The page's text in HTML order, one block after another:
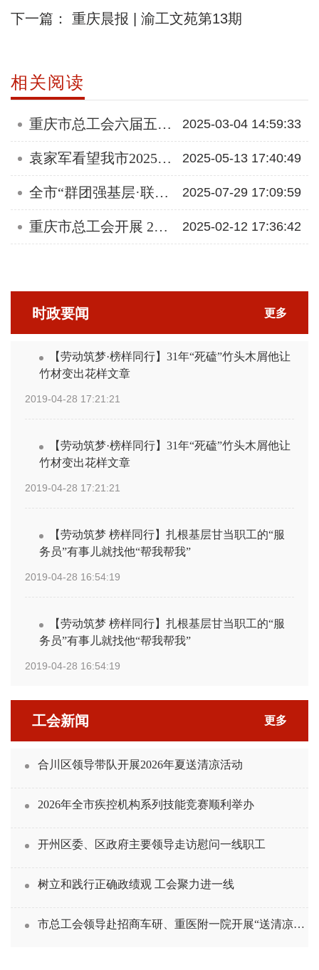
下一篇： 重庆晨报 | 渝工文苑第13期
相关阅读
重庆市总工会六届五次全委会召开 2025-03-04 14:59:33
袁家军看望我市2025年全国劳动模范和先进工作者 2025-05-13 17:40:49
全市“群团强基层·联动促治理”改革阶段总结会召开 2025-07-29 17:09:59
重庆市总工会开展 2025年“春风送法律·平安万里行”服务活动 2025-02-12 17:36:42
时政要闻 更多
【劳动筑梦·榜样同行】31年“死磕”竹头木屑他让
竹材变出花样文章
2019-04-28 17:21:21
【劳动筑梦·榜样同行】31年“死磕”竹头木屑他让
竹材变出花样文章
2019-04-28 17:21:21
【劳动筑梦 榜样同行】扎根基层甘当职工的“服
务员”有事儿就找他“帮我帮我”
2019-04-28 16:54:19
【劳动筑梦 榜样同行】扎根基层甘当职工的“服
务员”有事儿就找他“帮我帮我”
2019-04-28 16:54:19
工会新闻 更多
合川区领导带队开展2026年夏送清凉活动
2026年全市疾控机构系列技能竞赛顺利举办
开州区委、区政府主要领导走访慰问一线职工
树立和践行正确政绩观 工会聚力进一线
市总工会领导赴招商车研、重医附一院开展“送清凉”慰问活动